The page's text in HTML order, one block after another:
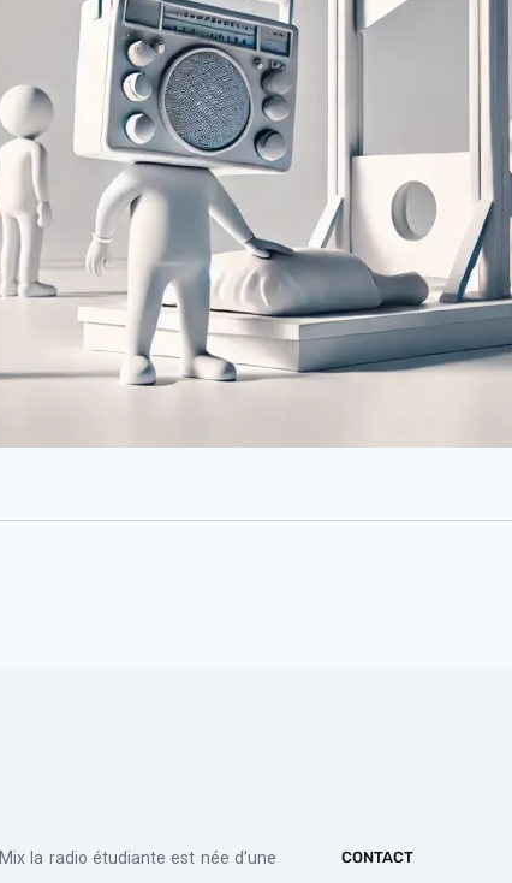
Mix la radio étudiante est née d’une
CONTACT